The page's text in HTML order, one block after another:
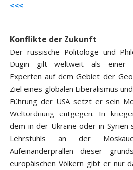
<<<
Konflikte der Zukunft
Der russische Politologe und
Dugin gilt weltweit als einer
Experten auf dem Gebiet der
Ziel eines globalen Liberalismus
Führung der USA setzt er sein
Weltordnung entgegen. In
dem in der Ukraine oder in Syrien
Lehrstuhls an der
Aufeinanderprallen dieser
europäischen Völkern gibt er nur